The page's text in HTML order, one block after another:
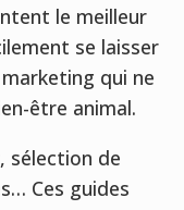
le meilleur
se laisser
qui ne
être animal.
sélection de
Ces guides